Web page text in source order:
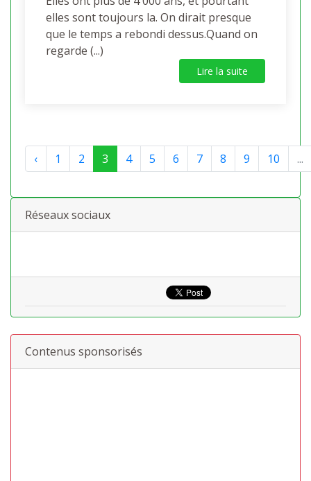
elles sont toujours la. On dirait presque
que le temps a rebondi dessus.Quand on
regarde (...)
Lire la suite
‹ 1 2 3 4 5 6 7 8 9 10 ...
Réseaux sociaux
Contenus sponsorisés